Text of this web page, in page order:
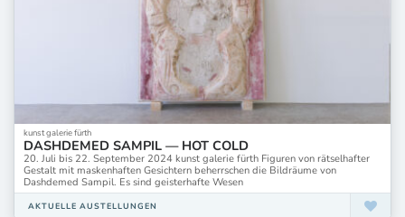
kunst galerie fürth
DASHDEMED SAMPIL — HOT COLD
20. Juli bis 22. September 2024 kunst galerie fürth Figuren von rätselhafter
Gestalt mit maskenhaften Gesichtern beherrschen die Bildräume von
Dashdemed Sampil. Es sind geisterhafte Wesen
AKTUELLE AUSTELLUNGEN